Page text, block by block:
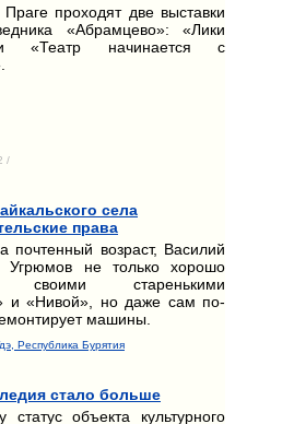
проходят две выставки
«Абрамцево»: «Лики
«Театр начинается с
/
села
права
почтенный возраст, Василий
Угрюмов не только хорошо
своими старенькими
и «Нивой», но даже сам по-
машины.
Республика Бурятия
стало больше
статус объекта культурного